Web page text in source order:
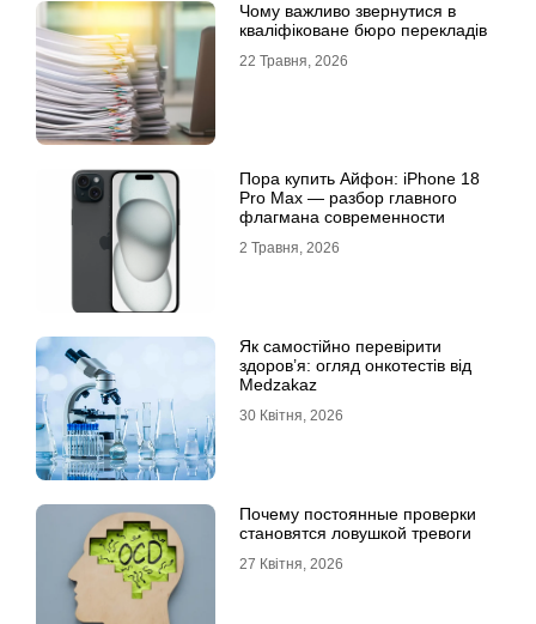
Чому важливо звернутися в
кваліфіковане бюро перекладів
22 Травня, 2026
Пора купить Айфон: iPhone 18
Pro Max — разбор главного
флагмана современности
2 Травня, 2026
Як самостійно перевірити
здоров’я: огляд онкотестів від
Medzakaz
30 Квітня, 2026
Почему постоянные проверки
становятся ловушкой тревоги
27 Квітня, 2026